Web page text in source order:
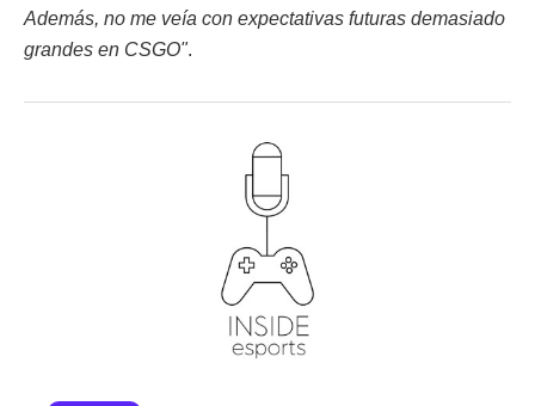
Además, no me veía con expectativas futuras demasiado
grandes en CSGO".